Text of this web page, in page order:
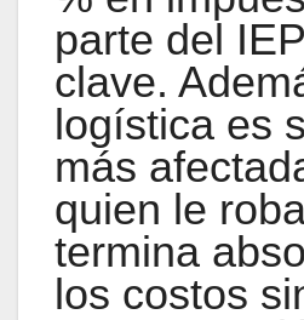
parte del
clave.
logística es
más
quien le
termina
los costos